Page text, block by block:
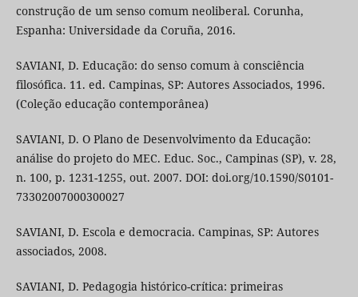
construção de um senso comum neoliberal. Corunha,
Espanha: Universidade da Coruña, 2016.
SAVIANI, D. Educação: do senso comum à consciência
filosófica. 11. ed. Campinas, SP: Autores Associados, 1996.
(Coleção educação contemporânea)
SAVIANI, D. O Plano de Desenvolvimento da Educação:
análise do projeto do MEC. Educ. Soc., Campinas (SP), v. 28,
n. 100, p. 1231-1255, out. 2007. DOI: doi.org/10.1590/S0101-
73302007000300027
SAVIANI, D. Escola e democracia. Campinas, SP: Autores
associados, 2008.
SAVIANI, D. Pedagogia histórico-crítica: primeiras